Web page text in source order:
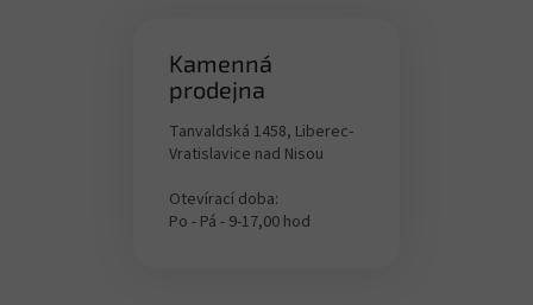
Kamenná
prodejna
Tanvaldská 1458, Liberec-
Vratislavice nad Nisou
Otevírací doba:
Po - Pá - 9-17,00 hod